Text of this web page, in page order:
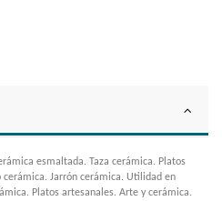
esmaltada. Taza cerámica. Platos
Jarrón cerámica. Utilidad en
Platos artesanales. Arte y cerámica.